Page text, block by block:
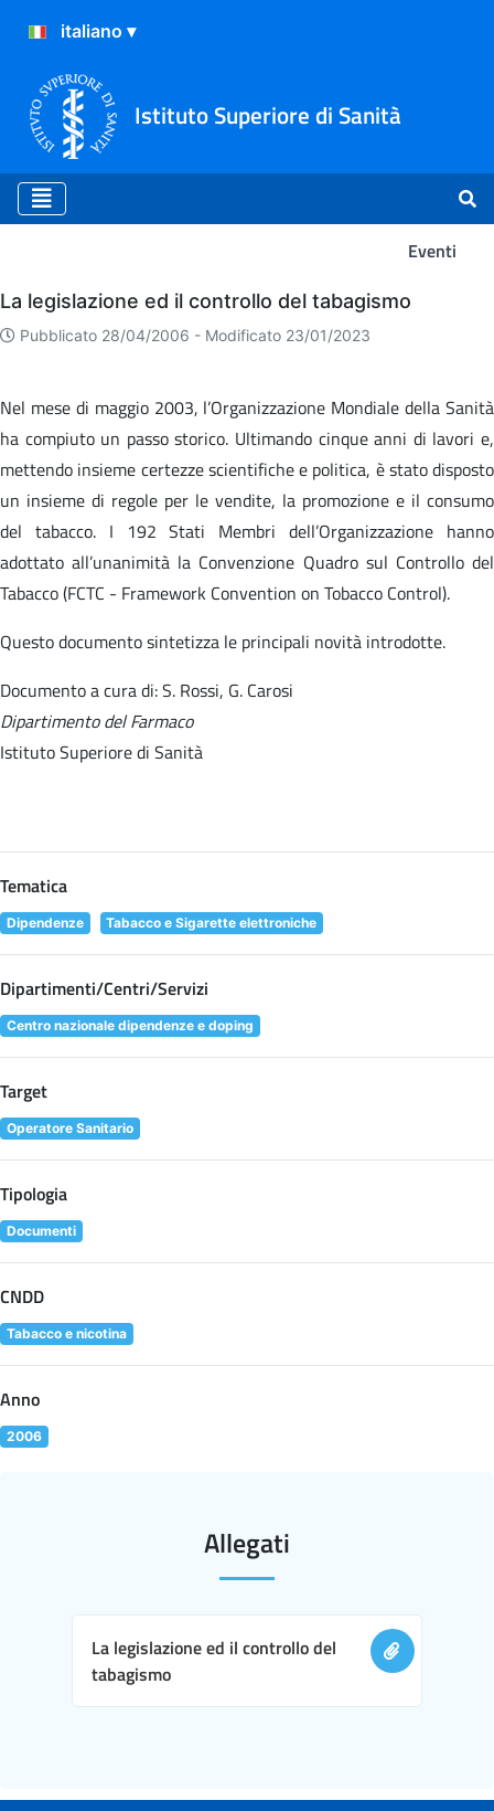
Istituto Superiore di Sanità
Eventi
Eventi
La legislazione ed il controllo del tabagismo
Pubblicato 28/04/2006 - Modificato 23/01/2023
Nel mese di maggio 2003, l’Organizzazione Mondiale della Sanità
ha compiuto un passo storico. Ultimando cinque anni di lavori e,
mettendo insieme certezze scientifiche e politica, è stato disposto
un insieme di regole per le vendite, la promozione e il consumo
del tabacco. I 192 Stati Membri dell’Organizzazione hanno
adottato all’unanimità la Convenzione Quadro sul Controllo del
Tabacco (FCTC - Framework Convention on Tobacco Control).
Questo documento sintetizza le principali novità introdotte.
Documento a cura di: S. Rossi, G. Carosi
Dipartimento del Farmaco
Istituto Superiore di Sanità
Tematica
Dipendenze Tabacco e Sigarette elettroniche
Dipartimenti/Centri/Servizi
Centro nazionale dipendenze e doping
Target
Operatore Sanitario
Tipologia
Documenti
CNDD
Tabacco e nicotina
Anno
2006
Allegati
La legislazione ed il controllo del
tabagismo